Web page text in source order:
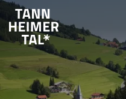
Zum Hauptinhalt springen